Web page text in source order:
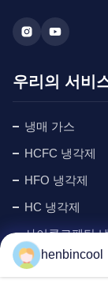
우리의 서비
냉매 가스
HCFC 냉각제
HFO 냉각제
HC 냉각제
사이클로펜탄
관찰 구간 가스
henbincool